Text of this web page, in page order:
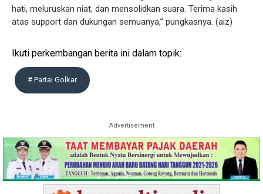
hati, meluruskan niat, dan mensolidkan suara. Terima kasih
atas support dan dukungan semuanya,” pungkasnya. (aiz)
Ikuti perkembangan berita ini dalam topik:
# Partai Golkar
Advertisement